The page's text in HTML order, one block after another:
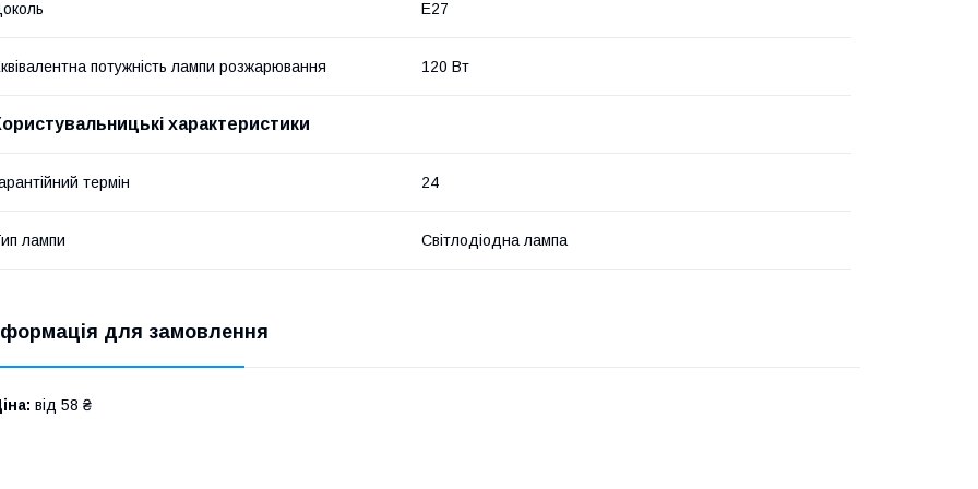
E27
потужність лампи розжарювання 120 Вт
характеристики
термін 24
лампи Світлодіодна лампа
для замовлення
від 58 ₴